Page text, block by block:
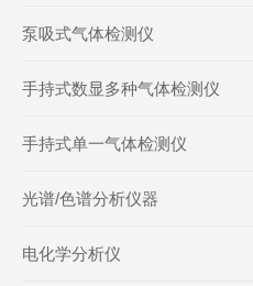
泵吸式气体检测仪
手持式数显多种气体检测仪
手持式单一气体检测仪
光谱/色谱分析仪器
电化学分析仪